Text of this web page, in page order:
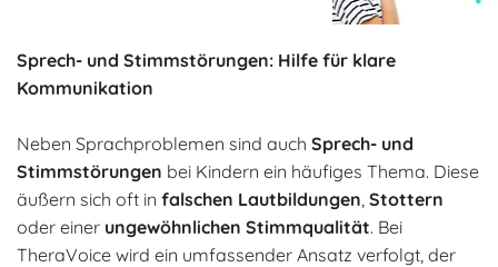
Sprech- und Stimmstörungen: Hilfe für klare
Kommunikation
Neben Sprachproblemen sind auch Sprech- und
Stimmstörungen bei Kindern ein häufiges Thema. Diese
äußern sich oft in falschen Lautbildungen Stottern
oder einer ungewöhnlichen Stimmqualität. Bei
TheraVoice wird ein umfassender Ansatz verfolgt, der